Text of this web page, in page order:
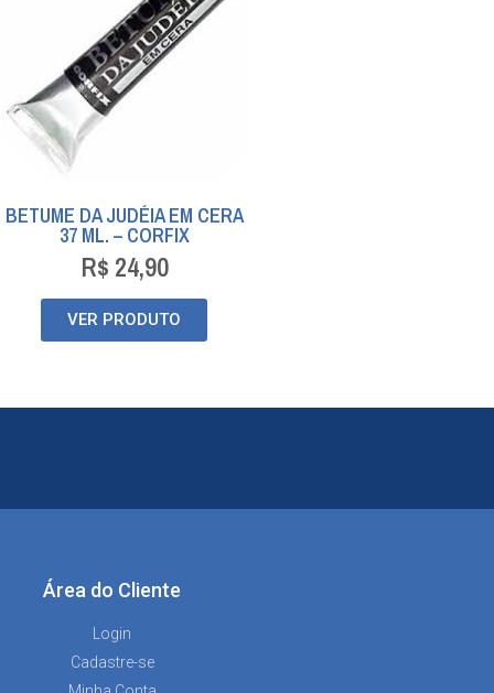
BETUME DA JUDÉIA EM CERA
37 ML. – CORFIX
R$ 24,90
VER PRODUTO
Área do Cliente
Login
Cadastre-se